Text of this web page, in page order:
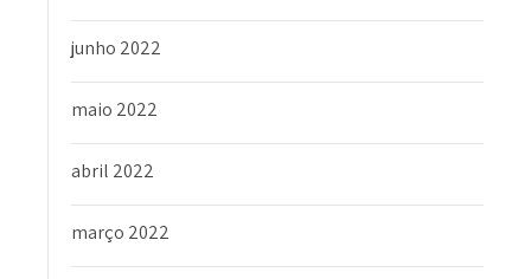
junho 2022
maio 2022
abril 2022
março 2022